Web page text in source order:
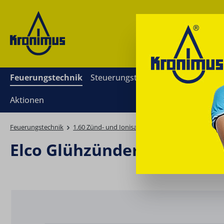
Zur Hauptnavigation springen
Feuerungstechnik Steuerungstechnik Mess- und
Aktionen
Feuerungstechnik 1.60 Zünd- und Ionisationselektroden
Elco Glühzünder f. Ultron